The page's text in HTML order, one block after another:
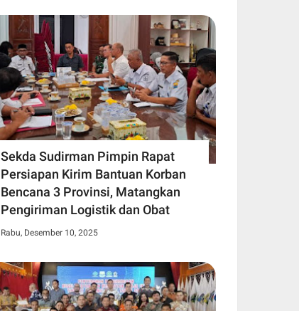
Sekda Sudirman Pimpin Rapat
Persiapan Kirim Bantuan Korban
Bencana 3 Provinsi, Matangkan
Pengiriman Logistik dan Obat
Rabu, Desember 10, 2025